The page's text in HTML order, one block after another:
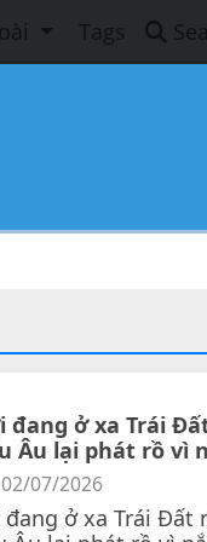
Tags
đang ở xa Trái
Âu lại phát rồ vì
07/2026
đang ở xa Trái Đất